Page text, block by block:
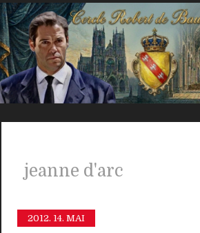
jeanne d'arc
2012. 14. MAI